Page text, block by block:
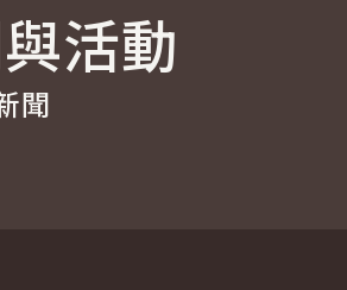
會 活動
聞